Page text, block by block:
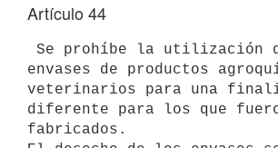
Artículo 44
envases de productos
veterinarios para una
diferente para los que
fabricados.